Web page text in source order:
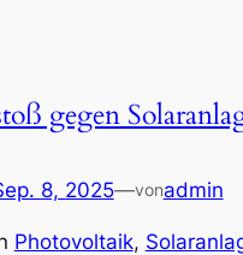
gegen
8, 2025—vonadmin
Photovoltaik,